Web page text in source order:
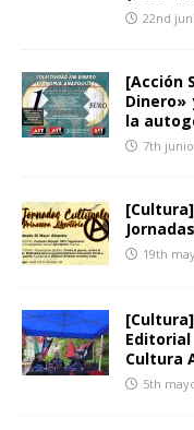
22nd
[Acción
la
7th
19th
Cultura
5th